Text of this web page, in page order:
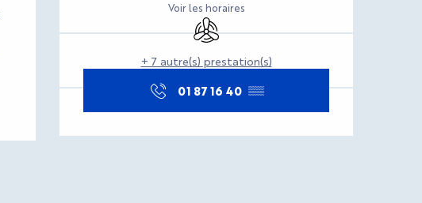
Voir les horaires
Air conditionné
+ 7 autre(s) prestation(s)
01 87 16 40 ▒▒